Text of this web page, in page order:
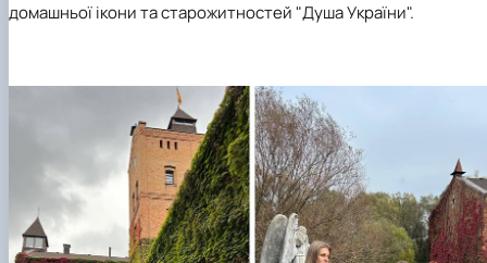
домашньої ікони та старожитностей "Душа України".